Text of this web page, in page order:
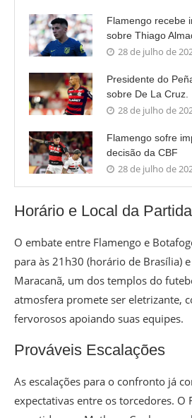
Flamengo recebe
sobre Thiago
28 de julho de
Presidente do
sobre De La Cruz.
28 de julho de
Flamengo sofre
decisão da CBF
28 de julho de
Horário e Local da Partida
O embate entre Flamengo e
para às 21h30 (horário de Brasília)
Maracanã, um dos templos do
atmosfera promete ser eletrizante,
fervorosos apoiando suas equipes.
Prováveis Escalações
As escalações para o confronto já
expectativas entre os torcedores. O